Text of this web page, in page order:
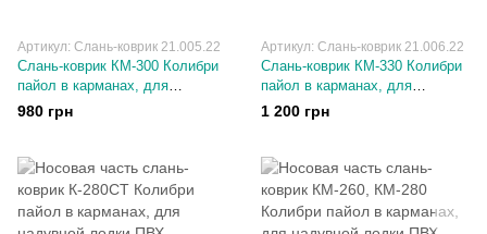
Артикул: Слань-коврик 21.005.22
Слань-коврик КМ-300 Колибри
пайол в карманах, для
надувной лодки ПВХ
980 грн
Артикул: Слань-коврик 21.006.22
Слань-коврик КМ-330 Колибри
пайол в карманах, для
надувной лодки ПВХ
1 200 грн